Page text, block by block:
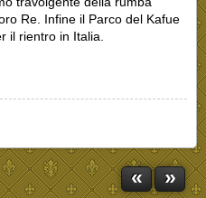
Re. Infine il Parco del Kafue
il rientro in Italia.
« »